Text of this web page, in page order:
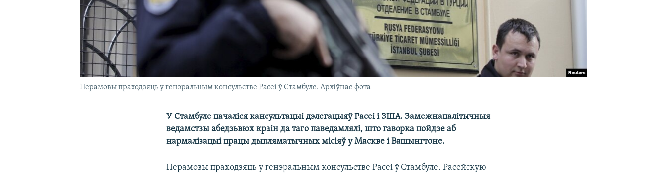
Перамовы праходзяць у генэральным консульстве Расеі ў Стамбуле. Архіўнае фота
У Стамбуле пачаліся кансультацыі дэлегацыяў Расеі і ЗША. Замежнапалітычныя
ведамствы абедзьвюх краін да таго паведамлялі, што гаворка пойдзе аб
нармалізацыі працы дыпляматычных місіяў у Маскве і Вашынгтоне.
Перамовы праходзяць у генэральным консульстве Расеі ў Стамбуле. Расейскую